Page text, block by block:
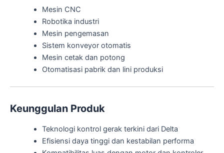
Mesin CNC
Robotika industri
Mesin pengemasan
Sistem konveyor otomatis
Mesin cetak dan potong
Otomatisasi pabrik dan lini produksi
Keunggulan Produk
Teknologi kontrol gerak terkini dari Delta
Efisiensi daya tinggi dan kestabilan performa